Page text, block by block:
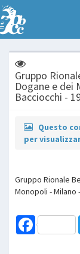
Gruppo
Dogane e dei
Bacciocchi -
Questo
per
Gruppo Rionale
Monopoli - Milano
Facebook